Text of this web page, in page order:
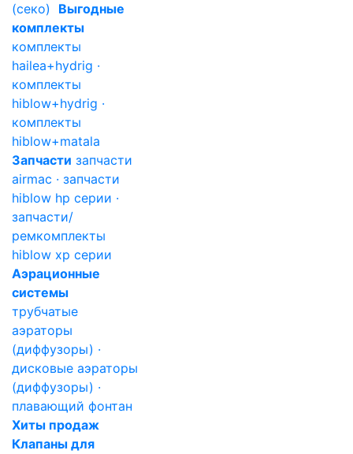
(секо)
Выгодные
комплекты
комплекты
hailea+hydrig ·
комплекты
hiblow+hydrig ·
комплекты
hiblow+matala
Запчасти запчасти
airmac · запчасти
hiblow hp серии ·
запчасти/
ремкомплекты
hiblow xp серии
Аэрационные
системы
трубчатые
аэраторы
(диффузоры) ·
дисковые аэраторы
(диффузоры) ·
плавающий фонтан
Хиты продаж
Клапаны для